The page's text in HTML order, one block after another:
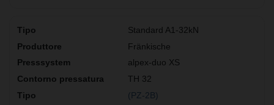
Standard A1-32kN
Fränkische
alpex-duo XS
TH 32
(PZ-2B)